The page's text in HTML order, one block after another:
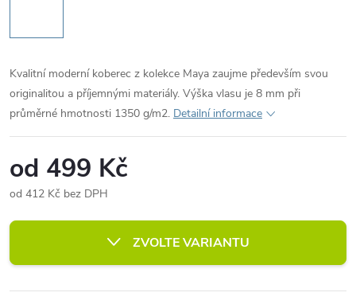
Kvalitní moderní koberec z kolekce Maya zaujme především svou
originalitou a příjemnými materiály. Výška vlasu je 8 mm při
průměrné hmotnosti 1350 g/m2. Detailní informace
od 499 Kč
od 412 Kč bez DPH
cena:
ZVOLTE VARIANTU